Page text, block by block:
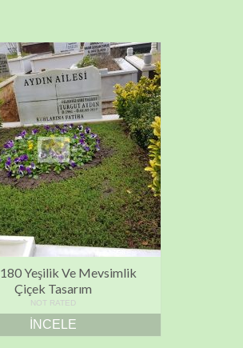
Yeşilik Ve Mevsimlik
Çiçek Tasarım
NOT RATED
İNCELE